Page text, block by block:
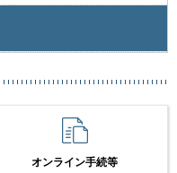
オンライン手続等